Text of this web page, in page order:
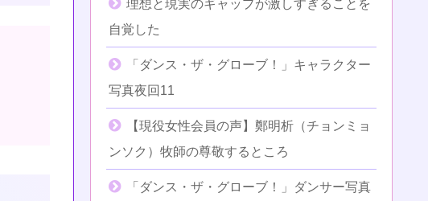
理想と現実のギャップが激しすぎることを
自覚した
「ダンス・ザ・グローブ！」キャラクター
写真夜回11
【現役女性会員の声】鄭明析（チョンミョ
ンソク）牧師の尊敬するところ
「ダンス・ザ・グローブ！」ダンサー写真